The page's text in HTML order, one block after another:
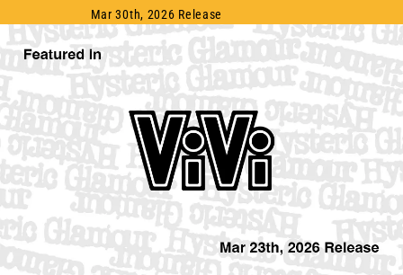
Mar 30th, 2026 Release